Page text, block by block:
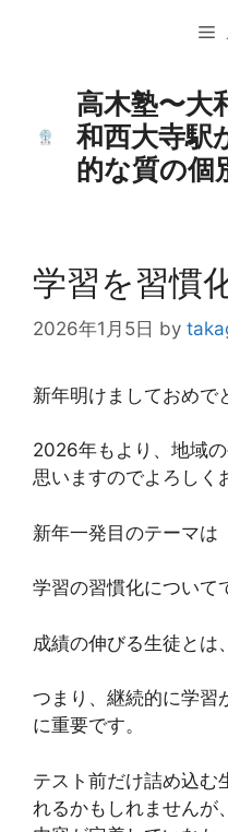
高木塾〜
和西大寺
的な質の個
学習を習慣
2026年1月5日 by
新年明けましておめで
2026年もより、地域
思いますのでよろしく
新年一発目のテーマは
学習の習慣化について
成績の伸びる生徒とは、
つまり、継続的に学
に重要です。
テスト前だけ詰め込む
れるかもしれませんが